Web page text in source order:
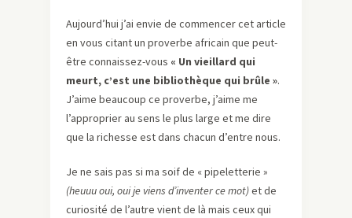
Aujourd’hui j’ai envie de commencer cet article
en vous citant un proverbe africain que peut-
être connaissez-vous « Un vieillard qui
meurt, c’est une bibliothèque qui brûle ».
J’aime beaucoup ce proverbe, j’aime me
l’approprier au sens le plus large et me dire
que la richesse est dans chacun d’entre nous.
Je ne sais pas si ma soif de « pipeletterie »
(heuuu oui, oui je viens d’inventer ce mot)et de
curiosité de l’autre vient de là mais ceux qui